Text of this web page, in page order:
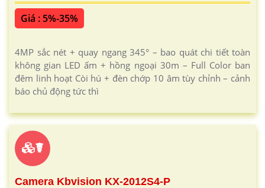
Giá : 5%-35%
4MP sắc nét + quay ngang 345° – bao quát chi tiết toàn
không gian LED ấm + hồng ngoại 30m – Full Color ban
đêm linh hoạt Còi hú + đèn chớp 10 âm tùy chỉnh – cảnh
báo chủ động tức thì
☤
Camera Kbvision KX-2012S4-P